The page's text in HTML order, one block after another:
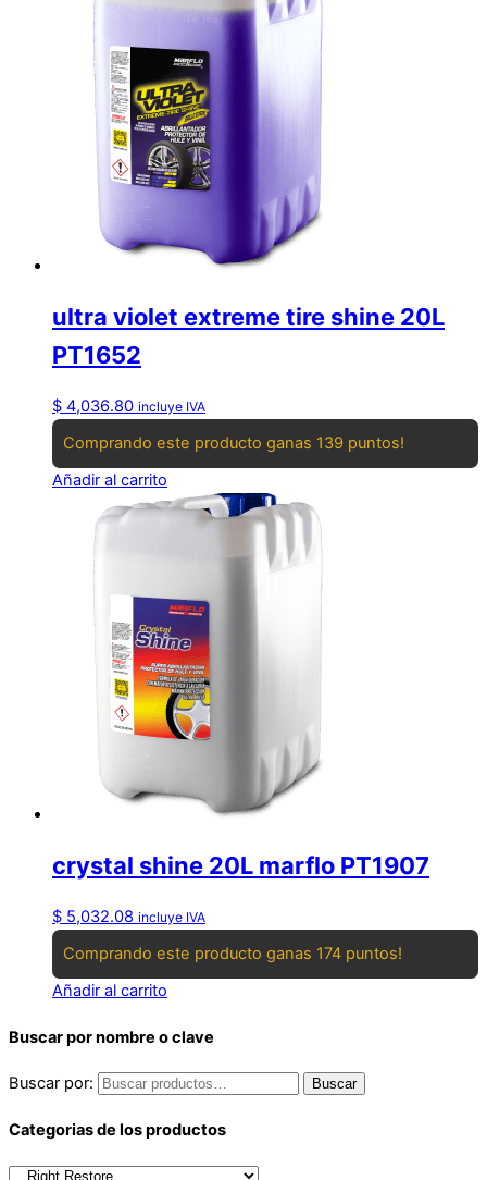
ultra violet extreme tire shine 20L
PT1652
$ 4,036.80 incluye IVA
Comprando este producto ganas 139 puntos!
Añadir al carrito
crystal shine 20L marflo PT1907
$ 5,032.08 incluye IVA
Comprando este producto ganas 174 puntos!
Añadir al carrito
Buscar por nombre o clave
Buscar por: Buscar
Categorias de los productos